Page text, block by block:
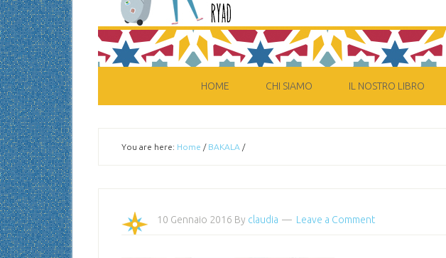
HOME CHI SIAMO IL NOSTRO LIBRO
You are here: Home / BAKALA /
10 Gennaio 2016 By claudia Leave a Comment